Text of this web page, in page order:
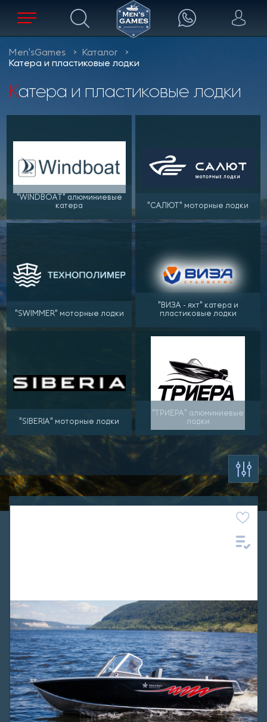
Men'sGames
Каталог
Катера и пластиковые лодки
Катера и пластиковые лодки
"WINDBOAT" алюминиевые
катера
"САЛЮТ" моторные лодки
"SWIMMER" моторные лодки
"ВИЗА - яхт" катера и
пластиковые лодки
"SIBERIA" моторные лодки
"ТРИЕРА" алюминиевые
лодки